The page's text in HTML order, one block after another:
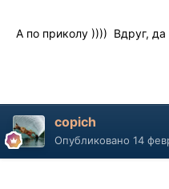
А по приколу )))) Вдруг, да
copich
Опубликовано 14